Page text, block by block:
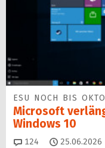
ESU NOCH BIS
Microsoft
Windows 10
124 Kommentare
25.06.2026